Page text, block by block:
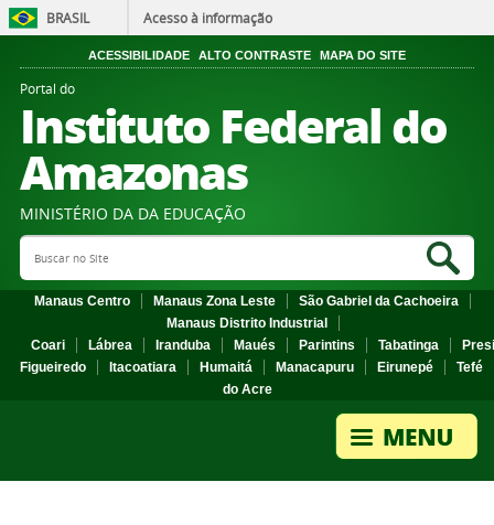
BRASIL Acesso à informação
ACESSIBILIDADE ALTO CONTRASTE MAPA DO SITE
Portal do
Instituto Federal do
Amazonas
MINISTÉRIO DA DA EDUCAÇÃO
Search Site
Manaus Centro Manaus Zona Leste
São Gabriel da Cachoeira
Manaus Distrito Industrial
Coari
Lábrea Iranduba Maués Parintins Tabatinga
Figueiredo
Itacoatiara Humaitá Manacapuru Eirunepé
Tefé
do Acre